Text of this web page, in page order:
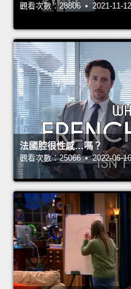
觀看次數：28806 • 2021-11-12
法國腔很性感…嗎？
觀看次數：25066 • 2022-06-16